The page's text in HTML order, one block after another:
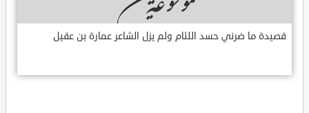
قصيدة ما ضرني حسد اللئام ولم يزل الشاعر عمارة بن عقيل